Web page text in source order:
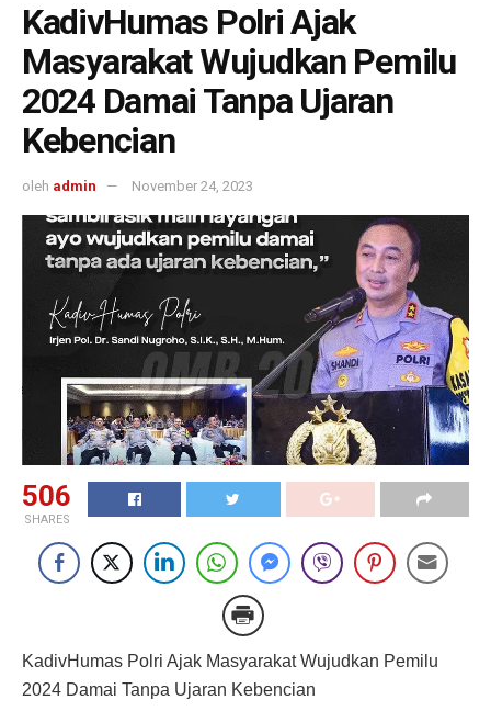
KadivHumas Polri Ajak
Masyarakat Wujudkan Pemilu
2024 Damai Tanpa Ujaran
Kebencian
oleh admin November 24, 2023
506
SHARES
KadivHumas Polri Ajak Masyarakat Wujudkan Pemilu
2024 Damai Tanpa Ujaran Kebencian